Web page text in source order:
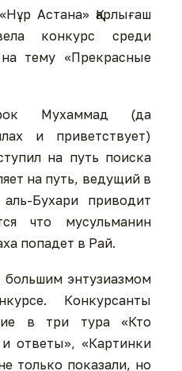
Астана» Қарлығаш
конкурс среди
тему «Прекрасные
Мухаммад (да
и приветствует)
на путь поиска
на путь, ведущий в
Бухари приводит
что мусульманин
попадет в Рай.
энтузиазмом
Конкурсанты
в три тура «Кто
ответы», «Картинки
только показали, но